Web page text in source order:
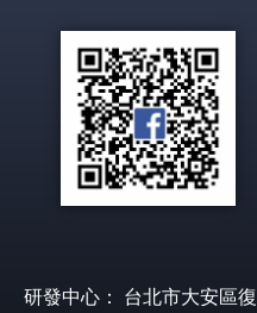
研發中心： 台北市大安區